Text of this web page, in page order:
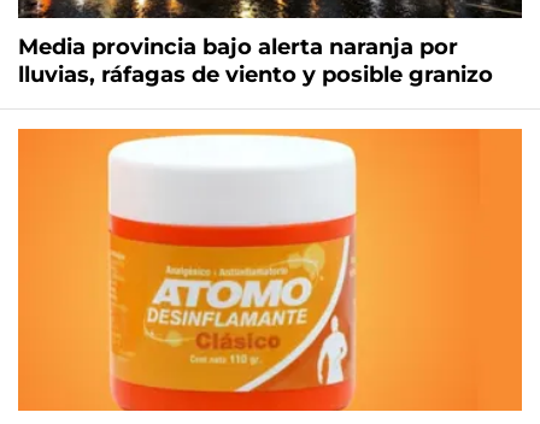
Media provincia bajo alerta naranja por
lluvias, ráfagas de viento y posible granizo